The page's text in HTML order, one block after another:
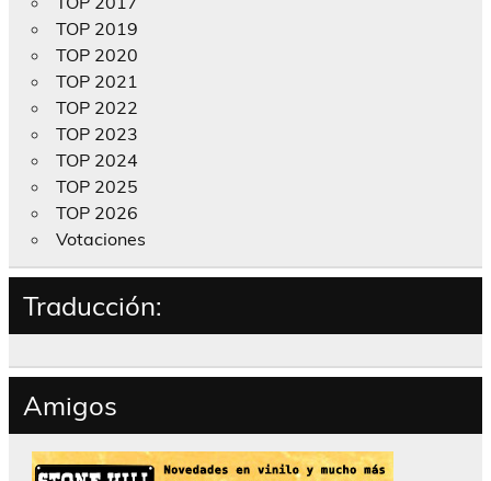
TOP 2019
TOP 2020
TOP 2021
TOP 2022
TOP 2023
TOP 2024
TOP 2025
TOP 2026
Votaciones
Traducción:
Amigos